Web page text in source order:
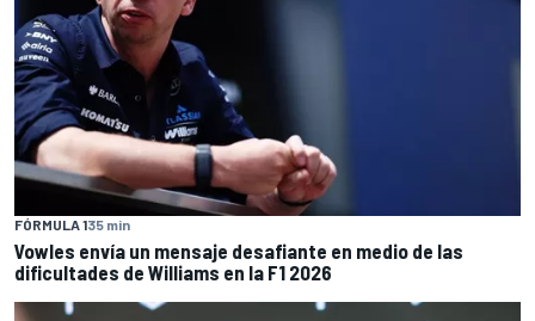
FÓRMULA 135 min
Vowles envía un mensaje desafiante en medio de las
dificultades de Williams en la F1 2026